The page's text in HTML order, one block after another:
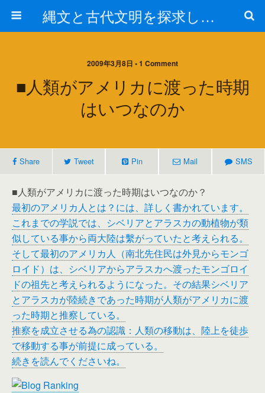
縄文と古代文明を探求しよう！
2009年3月8日 • 1 Comment
■人類がアメリカに渡った時期
はいつなのか
Share Tweet Pin Mail SMS
■人類がアメリカに渡った時期はいつなのか？
最初のアメリカ人とは？には、詳しく書かれています。
これまでの学説では、シベリアとアラスカの動植物が類
似している事から両大陸は繫がっていたと考えられる。
そして最初のアメリカ人（南北先住民は外見からモンゴ
ロイド）は、シベリアからアラスカへ渡ったモンゴロイ
ドの祖先と考えられるようになった。その結果シベリア
とアラスカが陸続きであった時期が人類がアメリカに渡
った時期と推察している。
推察を成立させる為の認識：人類の移動は、陸上を徒歩
で移動する事が前提に成っている。
続きを読んでくださいね。